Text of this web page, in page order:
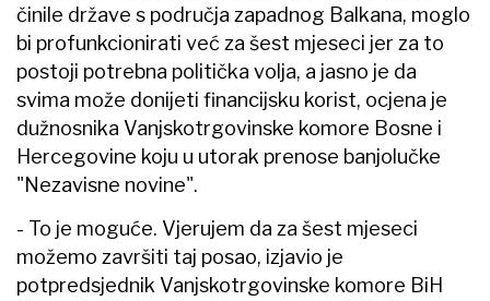
činile države s područja zapadnog Balkana, moglo
bi profunkcionirati već za šest mjeseci jer za to
postoji potrebna politička volja, a jasno je da
svima može donijeti financijsku korist, ocjena je
dužnosnika Vanjskotrgovinske komore Bosne i
Hercegovine koju u utorak prenose banjolučke
"Nezavisne novine".
- To je moguće. Vjerujem da za šest mjeseci
možemo završiti taj posao, izjavio je
potpredsjednik Vanjskotrgovinske komore BiH